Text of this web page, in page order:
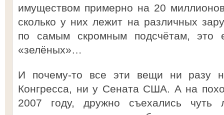
имуществом примерно на 20
сколько у них лежит на различных
по самым скромным подсчётам, это
«зелёных»…
И почему-то все эти вещи ни разу
Конгресса, ни у Сената США. А на
2007 году, дружно съехались чуть